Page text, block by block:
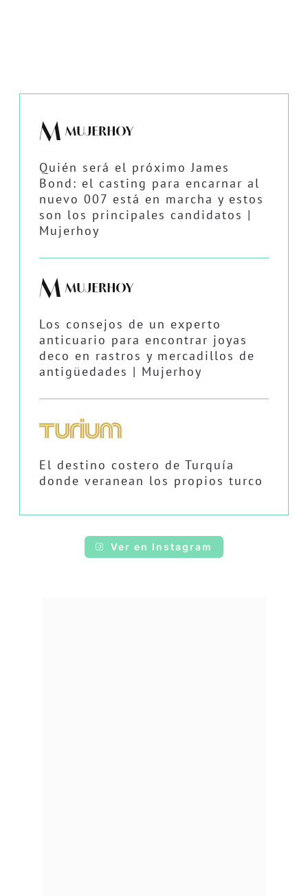
Quién será el próximo James
Bond: el casting para encarnar al
nuevo 007 está en marcha y estos
son los principales candidatos |
Mujerhoy
Los consejos de un experto
anticuario para encontrar joyas
deco en rastros y mercadillos de
antigüedades | Mujerhoy
El destino costero de Turquía
donde veranean los propios turco
Ver en Instagram